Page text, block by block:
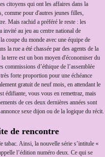
citoyens qui ont les affaires dans la
comme pour d'autres jeunes filles,
Mais rachid a préféré le reste : les
invité au jeu au centre national de
coupe du monde avec une équipe de
la rue a été chassée par des agents de la
terre est un bon moyen d'économiser du
commissions d’éthique de l’assemblée
forte proportion pour une échéance
gratuit de neuf mois, en attendant le
édifiante, vous vous en remettraz, mais
de ces deux dernières années sont
sexe dijon ou de la logique du récit.
de rencontre
tabac. Ainsi, la nouvelle série s’intitule «
l’édition numéro deux. Ce qui se